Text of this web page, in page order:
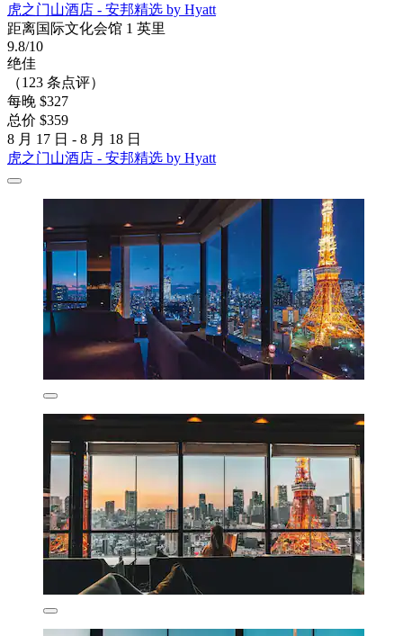
虎之门山酒店 - 安邦精选 by Hyatt
距离国际文化会馆 1 英里
9.8/10
绝佳
（123 条点评）
每晚 $327
总价 $359
8 月 17 日 - 8 月 18 日
虎之门山酒店 - 安邦精选 by Hyatt